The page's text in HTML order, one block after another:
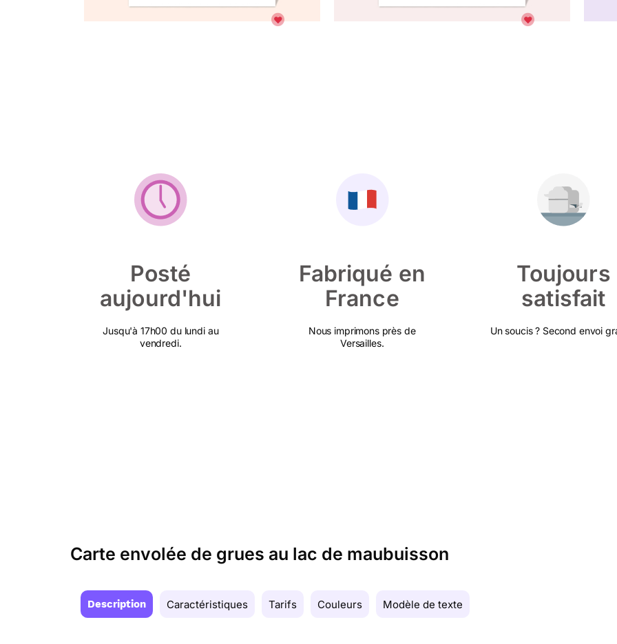
Posté
aujourd'hui
Jusqu'à 17h00 du lundi au
vendredi.
Fabriqué en
France
Nous imprimons près de
Versailles.
Toujours
satisfait
Un soucis ? Second envoi
Carte envolée de grues au lac de maubuisson
Description Caractéristiques Tarifs Couleurs Modèle de texte